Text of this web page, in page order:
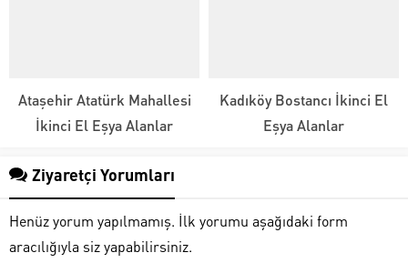
Ataşehir Atatürk Mahallesi
İkinci El Eşya Alanlar
Kadıköy Bostancı İkinci El
Eşya Alanlar
Ziyaretçi Yorumları
Henüz yorum yapılmamış. İlk yorumu aşağıdaki form
aracılığıyla siz yapabilirsiniz.